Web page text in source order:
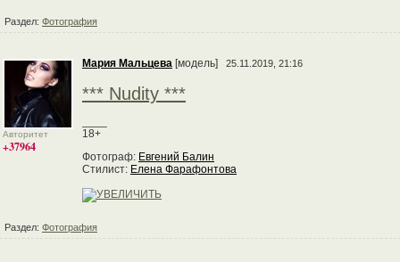
Раздел: Фотография
Авторитет
+37964
Мария Мальцева [модель] 25.11.2019, 21:16
*** Nudity ***
18+
Фотограф: Евгений Балин
Стилист: Елена Фарафонтова
Раздел: Фотография